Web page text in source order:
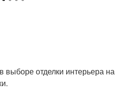
выборе отделки интерьера на